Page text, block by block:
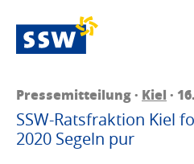
Pressemitteilung · Kiel ·
SSW-Ratsfraktion Kiel
2020 Segeln pur